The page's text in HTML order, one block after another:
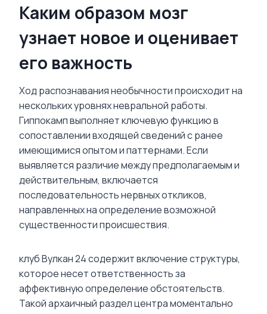
Каким образом мозг
узнает новое и оценивает
его важность
Ход распознавания необычности происходит на
нескольких уровнях невральной работы.
Гиппокамп выполняет ключевую функцию в
сопоставлении входящей сведений с ранее
имеющимися опытом и паттернами. Если
выявляется различие между предполагаемым и
действительным, включается
последовательность нервных откликов,
направленных на определение возможной
существенности происшествия.
клуб Вулкан 24 содержит включение структуры,
которое несет ответственность за
аффективную определение обстоятельств.
Такой архаичный раздел центра моментально